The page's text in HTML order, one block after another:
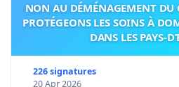
NON AU DÉMÉNAGEMENT
PROTÉGEONS LES SOINS À
DANS LES PAYS-
226 signatures
20 Apr 2026